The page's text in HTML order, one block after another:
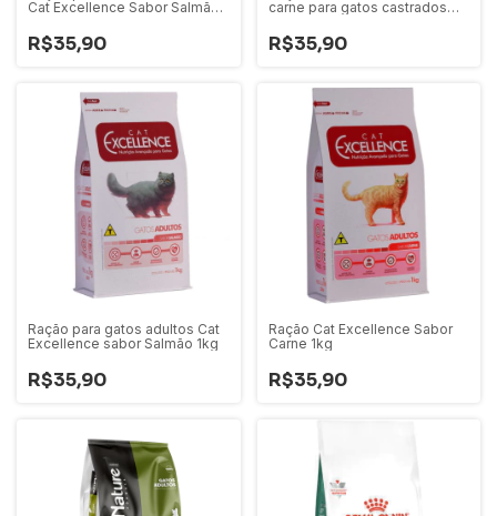
Cat Excellence Sabor Salmão
R$35,90
carne para gatos castrados
R$35,90
Ração para gatos adultos Cat
Excellence sabor Salmão 1kg
R$35,90
Ração Cat Excellence Sabor
Carne 1kg
R$35,90